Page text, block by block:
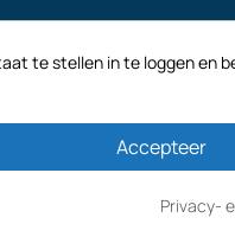
opgericht op 04/
te stellen in te loggen en
Accepteer
Privacy-